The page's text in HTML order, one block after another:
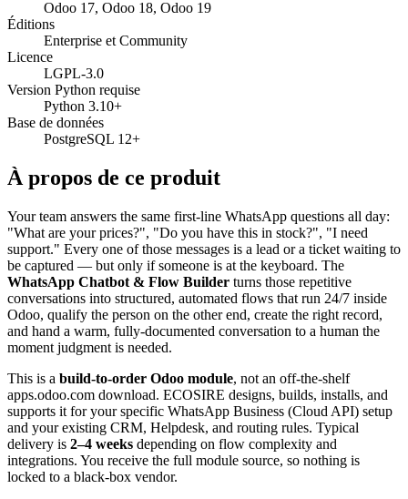
Odoo 17, Odoo 18, Odoo 19
Éditions
Enterprise et Community
Licence
LGPL-3.0
Version Python requise
Python 3.10+
Base de données
PostgreSQL 12+
À propos de ce produit
Your team answers the same first-line WhatsApp questions all day:
"What are your prices?", "Do you have this in stock?", "I need
support." Every one of those messages is a lead or a ticket waiting to
be captured — but only if someone is at the keyboard. The
WhatsApp Chatbot & Flow Builder turns those repetitive
conversations into structured, automated flows that run 24/7 inside
Odoo, qualify the person on the other end, create the right record,
and hand a warm, fully-documented conversation to a human the
moment judgment is needed.
This is a build-to-order Odoo module, not an off-the-shelf
apps.odoo.com download. ECOSIRE designs, builds, installs, and
supports it for your specific WhatsApp Business (Cloud API) setup
and your existing CRM, Helpdesk, and routing rules. Typical
delivery is 2–4 weeks depending on flow complexity and
integrations. You receive the full module source, so nothing is
locked to a black-box vendor.